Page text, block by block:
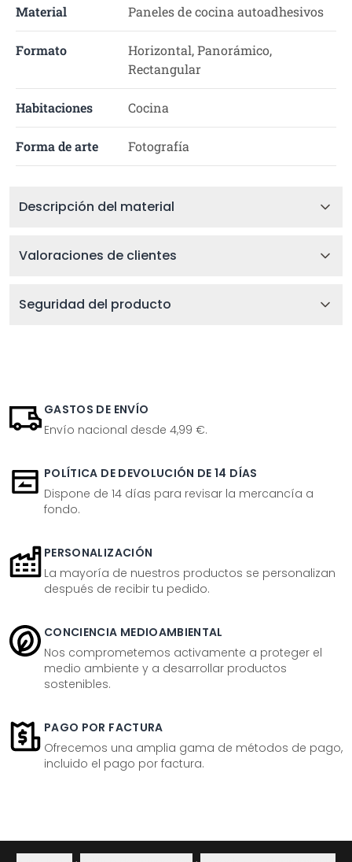
Material Paneles de cocina autoadhesivos
Formato
Horizontal, Panorámico,
Rectangular
Habitaciones Cocina
Forma de arte Fotografía
Descripción del material
Valoraciones de clientes
Seguridad del producto
GASTOS DE ENVÍO
Envío nacional desde 4,99 €.
POLÍTICA DE DEVOLUCIÓN DE 14 DÍAS
Dispone de 14 días para revisar la mercancía a
fondo.
PERSONALIZACIÓN
La mayoría de nuestros productos se personalizan
después de recibir tu pedido.
CONCIENCIA MEDIOAMBIENTAL
Nos comprometemos activamente a proteger el
medio ambiente y a desarrollar productos
sostenibles.
PAGO POR FACTURA
Ofrecemos una amplia gama de métodos de pago,
incluido el pago por factura.